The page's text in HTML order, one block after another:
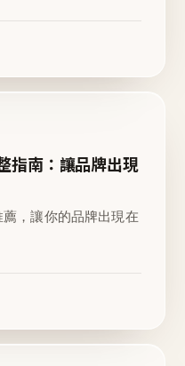
指南：讓品牌出現
，讓你的品牌出現在